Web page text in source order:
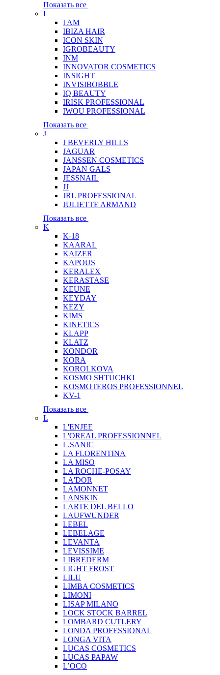
Показать все
I
I AM
IBIZA HAIR
ICON SKIN
IGROBEAUTY
INM
INNOVATOR COSMETICS
INSIGHT
INVISIBOBBLE
IQ BEAUTY
IRISK PROFESSIONAL
IWOU PROFESSIONAL
Показать все
J
J BEVERLY HILLS
JAGUAR
JANSSEN COSMETICS
JAPAN GALS
JESSNAIL
JJ
JRL PROFESSIONAL
JULIETTE ARMAND
Показать все
K
K-18
KAARAL
KAIZER
KAPOUS
KERALEX
KERASTASE
KEUNE
KEYDAY
KEZY
KIMS
KINETICS
KLAPP
KLATZ
KONDOR
KORA
KOROLKOVA
KOSMO SHTUCHKI
KOSMOTEROS PROFESSIONNEL
KV-1
Показать все
L
L'ENJEE
L'OREAL PROFESSIONNEL
L.SANIC
LA FLORENTINA
LA MISO
LA ROCHE-POSAY
LA'DOR
LAMONNET
LANSKIN
LARTE DEL BELLO
LAUFWUNDER
LEBEL
LEBELAGE
LEVANTA
LEVISSIME
LIBREDERM
LIGHT FROST
LILU
LIMBA COSMETICS
LIMONI
LISAP MILANO
LOCK STOCK BARREL
LOMBARD CUTLERY
LONDA PROFESSIONAL
LONGA VITA
LUCAS COSMETICS
LUCAS PAPAW
L’OCO